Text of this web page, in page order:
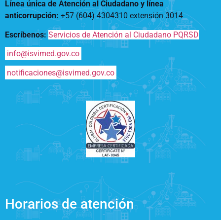
Más Información sobre Accesibilidad
Línea única de Atención al Ciudadano y línea
anticorrupción: +57 (604) 4304310 extensión3014
Escríbenos: Servicios de Atención al Ciudadano PQRSD
info@isvimed.gov.co
notificaciones@isvimed.gov.co
Horarios de atención